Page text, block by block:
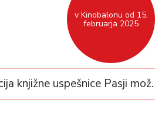
v Kinobalonu od 15.
februarja 2025
knjižne uspešnice Pasji mož.